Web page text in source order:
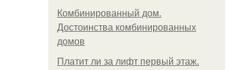
Комбинированный дом.
Достоинства комбинированных
домов
Платит ли за лифт первый этаж.